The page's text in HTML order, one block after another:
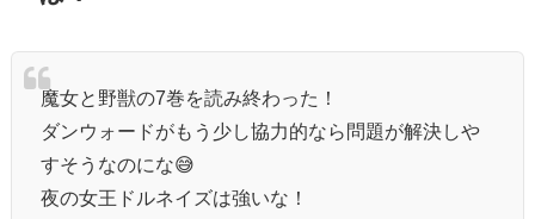
魔女と野獣の7巻を読み終わった！
ダンウォードがもう少し協力的なら問題が解決しや
すそうなのにな😅
夜の女王ドルネイズは強いな！